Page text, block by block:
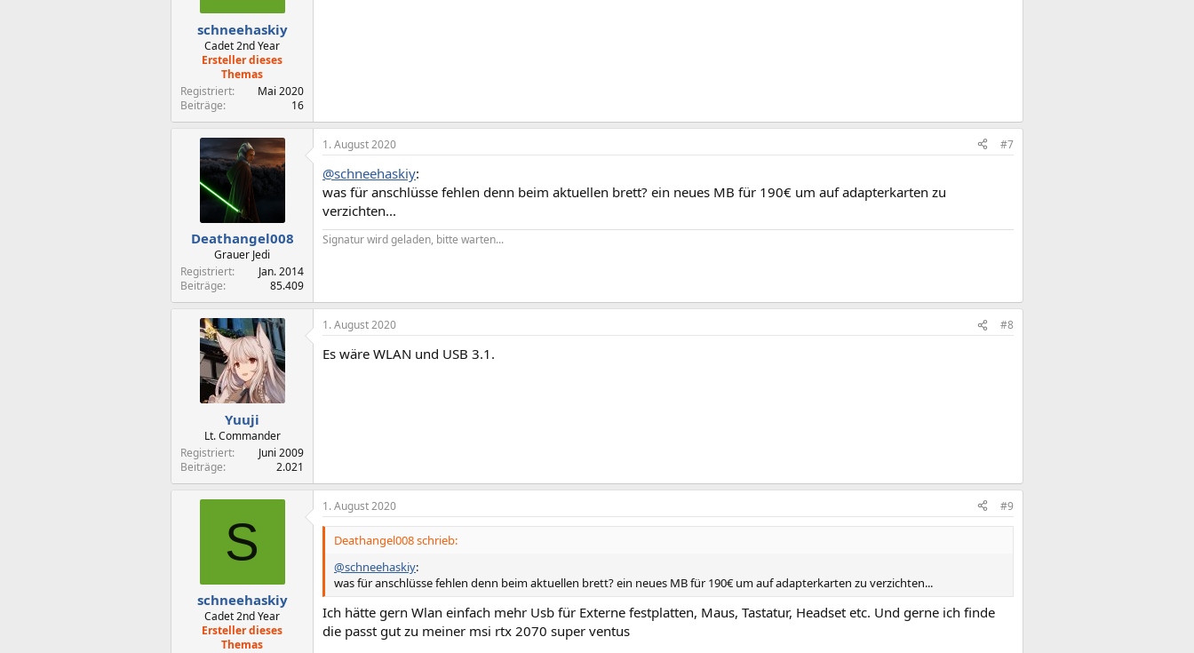
schneehaskiy
Cadet 2nd Year
Ersteller dieses
Themas
Registriert
Mai 2020
Beiträge
16
Deathangel008
Grauer Jedi
Registriert
Jan. 2014
Beiträge
85.409
1. August 2020 #7
@schneehaskiy:
was für anschlüsse fehlen denn beim aktuellen brett? ein neues MB für 190€ um auf adapterkarten zu
verzichten...
Signatur wird geladen, bitte warten...
Yuuji
Lt. Commander
Registriert
Juni 2009
Beiträge
2.021
1. August 2020 #8
Es wäre WLAN und USB 3.1.
S
schneehaskiy
Cadet 2nd Year
Ersteller dieses
Themas
1. August 2020 #9
Deathangel008 schrieb:
@schneehaskiy:
was für anschlüsse fehlen denn beim aktuellen brett? ein neues MB für 190€ um auf adapterkarten zu verzichten...
Ich hätte gern Wlan einfach mehr Usb für Externe festplatten, Maus, Tastatur, Headset etc. Und gerne ich finde
die passt gut zu meiner msi rtx 2070 super ventus